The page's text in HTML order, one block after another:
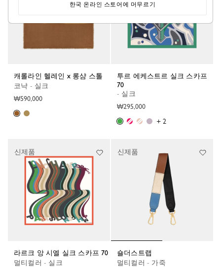
캐롤라인 헬레인 x 롱샴 스톨
코냑 - 실크
₩590,000
투르 에케스트르 실크 스카프
70
- 실크
₩295,000
+ 2
라르크 앙 시엘 실크 스카프 70
멀티컬러 - 실크
신제품
숄더스트랩
멀티컬러 - 가죽
신제품
한국 온라인 스토어에 머무르기